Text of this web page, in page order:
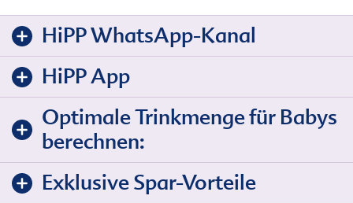
HiPP WhatsApp-Kanal
HiPP App
Optimale Trinkmenge für Babys
berechnen:
Exklusive Spar-Vorteile